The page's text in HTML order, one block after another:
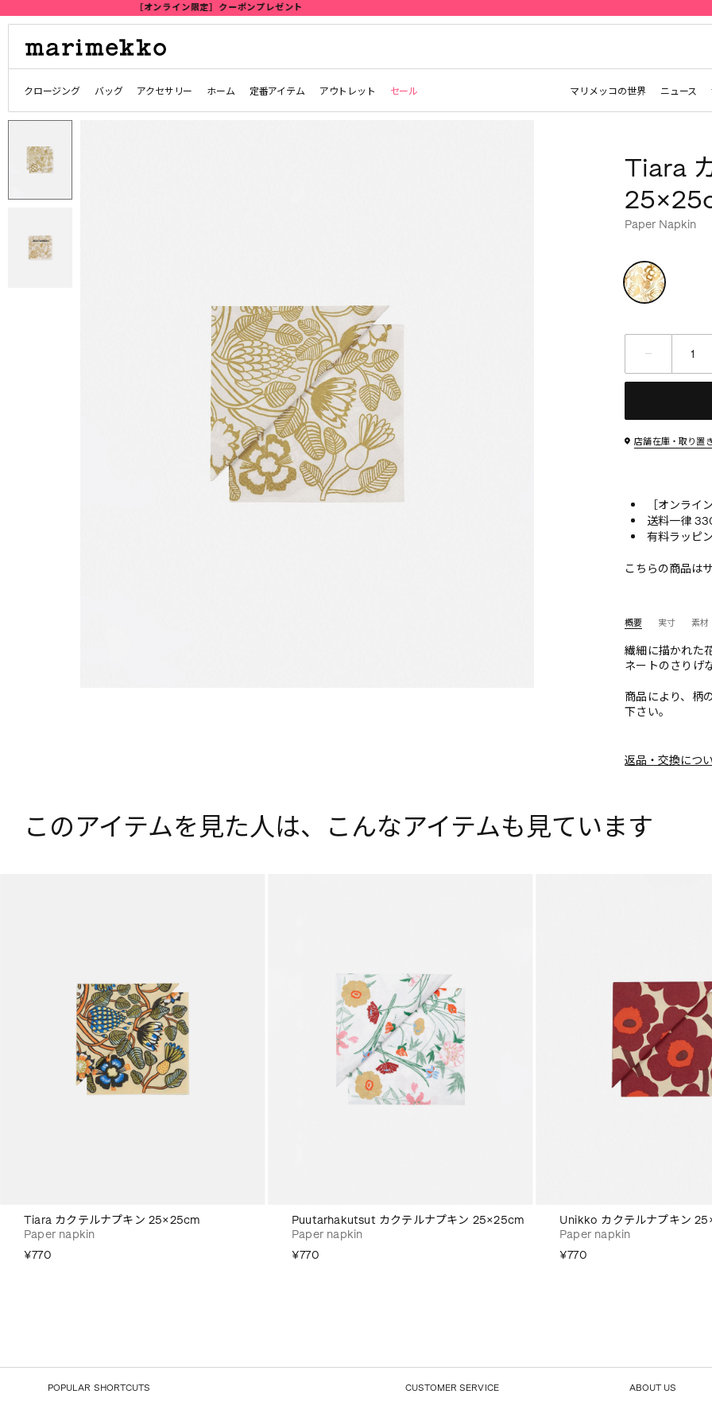
クロージング バッグ アクセサリー ホーム 定番アイテム アウトレット セール マリメッコの世界 ニュース
Tiara
Paper Napkin
店舗在庫・取り置
［オンライ
送料一律
有料ラッピ
こちらの商品は
概要
繊細に描かれた
ネートのさりげ
商品により、柄
下さい。
実寸 素材
返品・交換につ
このアイテムを見た人は、 こんなアイテムも見ています
Tiara カクテルナプキン 25×25cm
Paper napkin
¥770
Puutarhakutsut カクテルナプキン 25×25cm
Paper napkin
¥770
Unikko カクテルナプキン
Paper napkin
¥770
POPULAR SHORTCUTS CUSTOMER SERVICE ABOUT US